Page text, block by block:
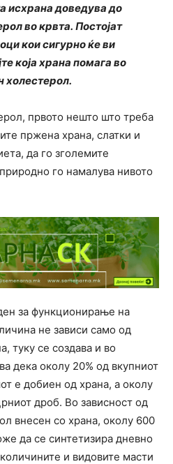
исхрана доведува до
во крвта. Постојат
кои сигурно ќе ви
која храна помага во
холестерол.
првото нешто што треба
пржена храна, слатки и
да го зголемите
го намалува нивото
за функционирање на
не зависи само од
туку се создава и во
дека околу 20% од вкупниот
е добиен од храна, а околу
дроб. Во зависност од
внесен со храна, околу 600
да се синтетизира дневно
и видовите масти